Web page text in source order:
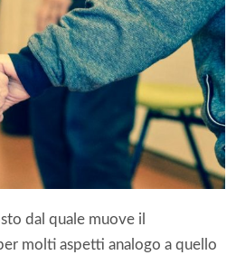
dal quale muove il
molti aspetti analogo a quello